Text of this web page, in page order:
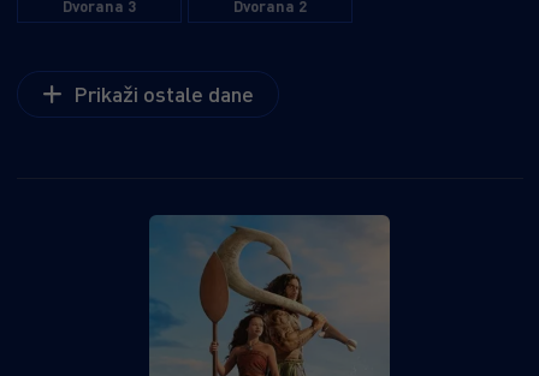
Dvorana 3 Dvorana 2
Prikaži ostale dane